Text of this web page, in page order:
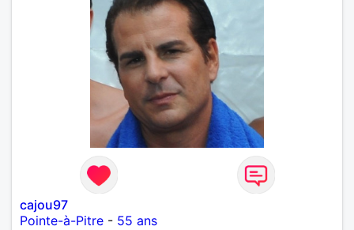
cajou97
Pointe-à-Pitre - 55 ans